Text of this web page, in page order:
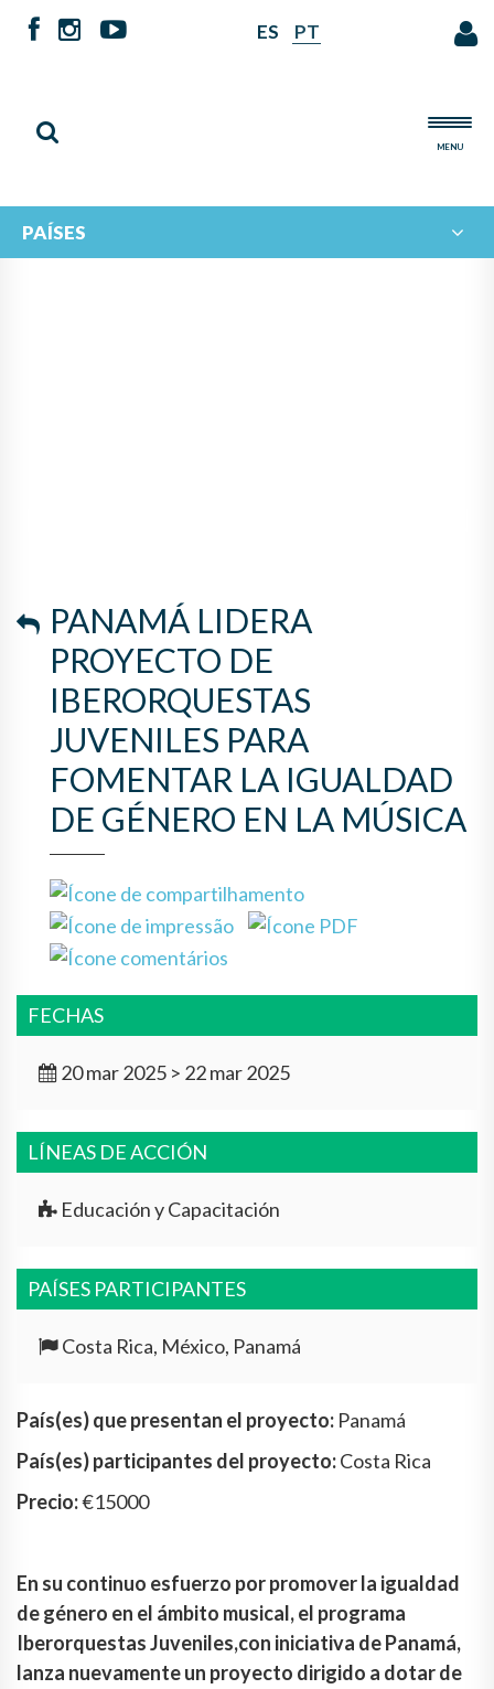
ES PT
MENU
PAÍSES
PANAMÁ LIDERA
PROYECTO DE
IBERORQUESTAS
JUVENILES PARA
FOMENTAR LA IGUALDAD
DE GÉNERO EN LA MÚSICA
FECHAS
20 mar 2025 > 22 mar 2025
LÍNEAS DE ACCIÓN
Educación y Capacitación
PAÍSES PARTICIPANTES
Costa Rica, México, Panamá
País(es) que presentan el proyecto: Panamá
País(es) participantes del proyecto:Costa Rica
Precio:€15000
En su continuo esfuerzo por promover la igualdad
de género en el ámbito musical, el programa
Iberorquestas Juveniles,con iniciativa de Panamá,
lanza nuevamente un proyecto dirigido a dotar de